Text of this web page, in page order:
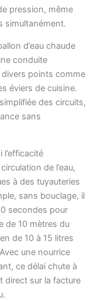
pression, même
simultanément.
d’eau chaude
conduite
divers points comme
éviers de cuisine.
des circuits,
sans
de l’eau,
à des tuyauteries
sans bouclage, il
secondes pour
de 10 mètres du
de 10 à 15 litres
une nourrice
ce délai chute à
direct sur la facture